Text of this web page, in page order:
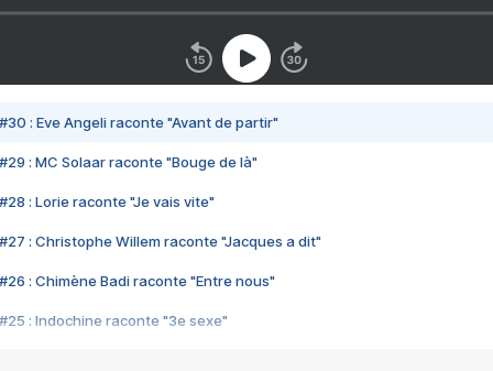
#30 : Eve Angeli raconte "Avant de partir"
#29 : MC Solaar raconte "Bouge de là"
#28 : Lorie raconte "Je vais vite"
#27 : Christophe Willem raconte "Jacques a dit"
#26 : Chimène Badi raconte "Entre nous"
#25 : Indochine raconte "3e sexe"